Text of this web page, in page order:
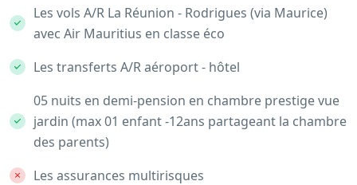
Les vols A/R La Réunion - Rodrigues (via Maurice)
avec Air Mauritius en classe éco
Les transferts A/R aéroport - hôtel
05 nuits en demi-pension en chambre prestige vue
jardin (max 01 enfant -12ans partageant la chambre
des parents)
Les assurances multirisques